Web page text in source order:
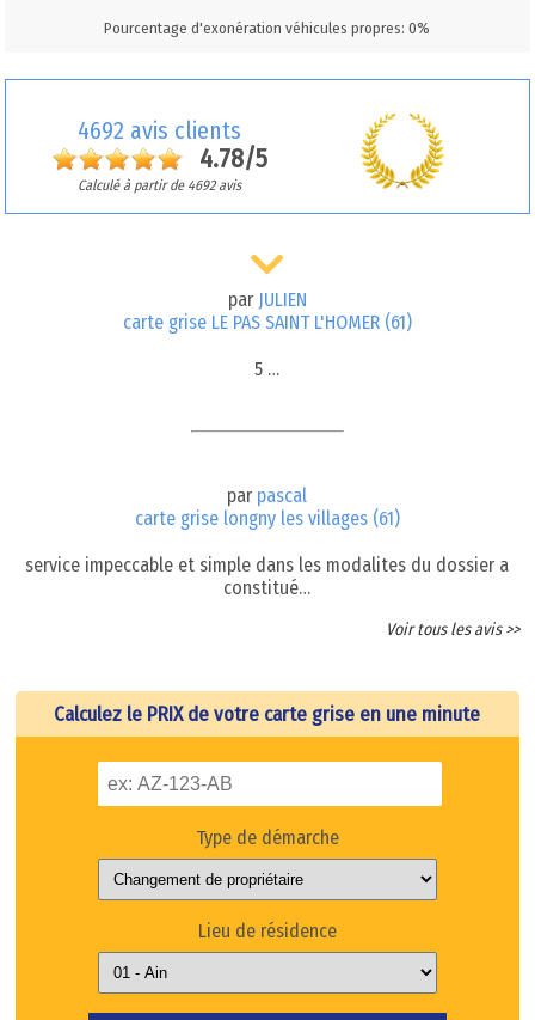
Pourcentage d'exonération véhicules propres: 0%
4692 avis clients
4.78/5
Calculé à partir de 4692 avis
par JULIEN
carte grise LE PAS SAINT L'HOMER (61)
5 …
par pascal
carte grise longny les villages (61)
service impeccable et simple dans les modalites du dossier a
constitué…
Voir tous les avis >>
Calculez le PRIX de votre carte grise en une minute
Type de démarche
Lieu de résidence